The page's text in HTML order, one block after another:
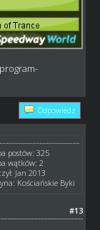
Odpowiedz
postów: 325
wątków: 2
Jan 2013
Kościańskie Byki
#13